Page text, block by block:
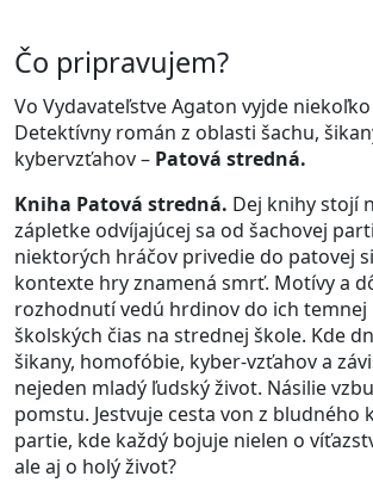
Čo pripravujem?
Vo Vydavateľstve Agaton vyjde
Detektívny román z oblasti šachu,
kybervzťahov – Patová stredná.
Kniha Patová stredná. Dej knihy stojí
zápletke odvíjajúcej sa od šachovej
niektorých hráčov privedie do patovej
kontexte hry znamená smrť. Motívy a
rozhodnutí vedú hrdinov do ich temnej
školských čias na strednej škole. Kde
šikany, homofóbie, kyber-vzťahov a
nejeden mladý ľudský život. Násilie
pomstu. Jestvuje cesta von z bludného
partie, kde každý bojuje nielen o
ale aj o holý život?